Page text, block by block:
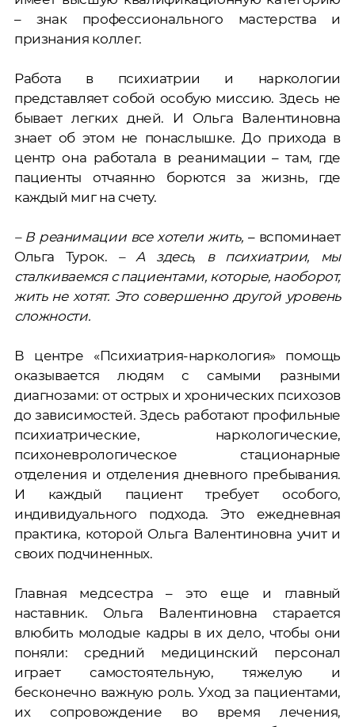
– знак профессионального мастерства и
признания коллег.
Работа в психиатрии и наркологии
представляет собой особую миссию. Здесь не
бывает легких дней. И Ольга Валентиновна
знает об этом не понаслышке. До прихода в
центр она работала в реанимации – там, где
пациенты отчаянно борются за жизнь, где
каждый миг на счету.
– В реанимации все хотели жить, – вспоминает
Ольга Турок. – А здесь, в психиатрии, мы
сталкиваемся с пациентами, которые, наоборот,
жить не хотят. Это совершенно другой уровень
сложности.
В центре «Психиатрия-наркология» помощь
оказывается людям с самыми разными
диагнозами: от острых и хронических психозов
до зависимостей. Здесь работают профильные
психиатрические, наркологические,
психоневрологическое стационарные
отделения и отделения дневного пребывания.
И каждый пациент требует особого,
индивидуального подхода. Это ежедневная
практика, которой Ольга Валентиновна учит и
своих подчиненных.
Главная медсестра – это еще и главный
наставник. Ольга Валентиновна старается
влюбить молодые кадры в их дело, чтобы они
поняли: средний медицинский персонал
играет самостоятельную, тяжелую и
бесконечно важную роль. Уход за пациентами,
их сопровождение во время лечения,